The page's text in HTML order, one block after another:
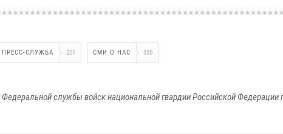
ПРЕСС-СЛУЖБА 221 СМИ О НАС 335
службы войск национальной гвардии Российской Федерации